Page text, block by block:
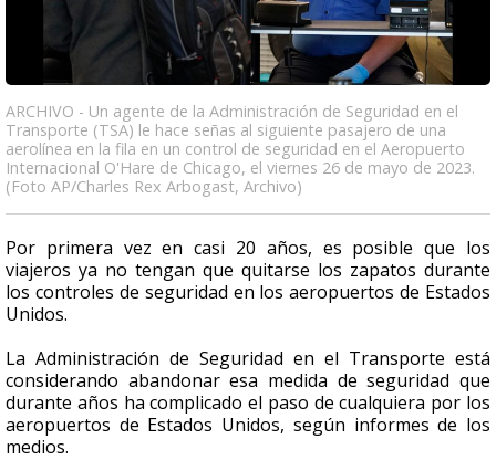
ARCHIVO - Un agente de la Administración de Seguridad en el
Transporte (TSA) le hace señas al siguiente pasajero de una
aerolínea en la fila en un control de seguridad en el Aeropuerto
Internacional O'Hare de Chicago, el viernes 26 de mayo de 2023.
(Foto AP/Charles Rex Arbogast, Archivo)
Por primera vez en casi 20 años, es posible que los
viajeros ya no tengan que quitarse los zapatos durante
los controles de seguridad en los aeropuertos de Estados
Unidos.
La Administración de Seguridad en el Transporte está
considerando abandonar esa medida de seguridad que
durante años ha complicado el paso de cualquiera por los
aeropuertos de Estados Unidos, según informes de los
medios.